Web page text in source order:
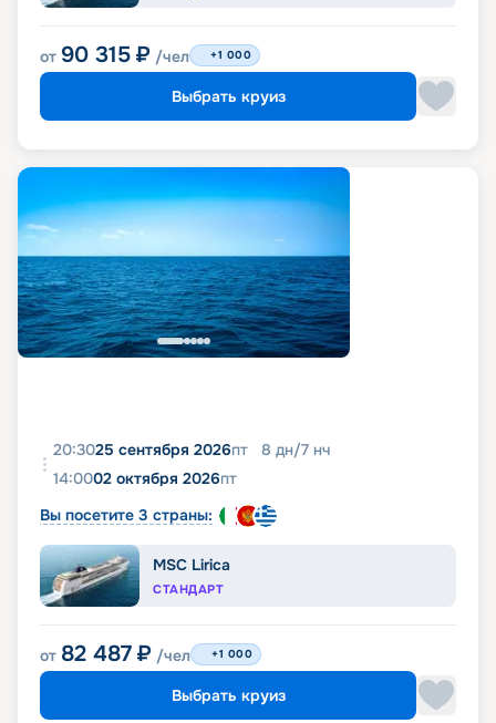
от 90 315 ₽ /чел +1 000
Выбрать круиз
20:3025 сентября 2026пт 8 дн/7 нч
14:0002 октября 2026пт
Вы посетите 3 страны:
MSC Lirica
СТАНДАРТ
от 82 487 ₽ /чел +1 000
Выбрать круиз